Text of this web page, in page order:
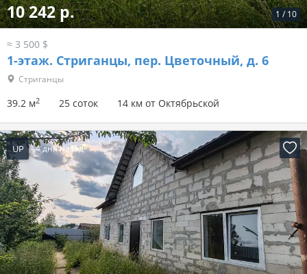
1 / 10
10 242 р.
≈ 3 500 $
1-этаж. Стриганцы, пер. Цветочный, д. 6
Стриганцы
39.2 м2 25 соток 14 км от Октябрьской
UP 4 дня назад